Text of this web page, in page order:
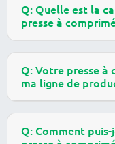
Q: Quelle est la
presse à
Q: Votre presse à
ma ligne de
Q: Comment